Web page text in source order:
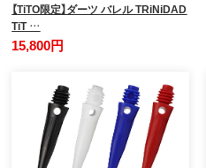
【TiTO限定】ダーツ バレル TRiNiDAD
TiT …
15,800円